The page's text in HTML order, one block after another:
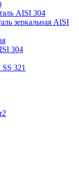
AISI 304
зеркальная AISI
304
321